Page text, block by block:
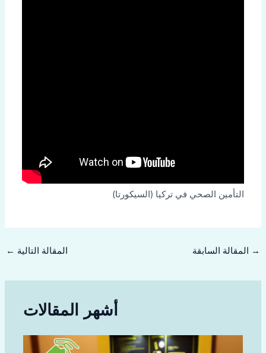
التأمين الصحي في تركيا (السيكورتا)
→ المقالة السابقة المقالة التالية ←
أشهر المقالات